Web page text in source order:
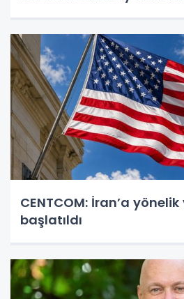
CENTCOM: İran’a
başlatıldı